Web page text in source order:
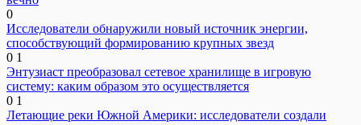
0
Исследователи обнаружили новый источник энергии,
способствующий формированию крупных звезд
0 1
Энтузиаст преобразовал сетевое хранилище в игровую
систему: каким образом это осуществляется
0 1
Летающие реки Южной Америки: исследователи создали